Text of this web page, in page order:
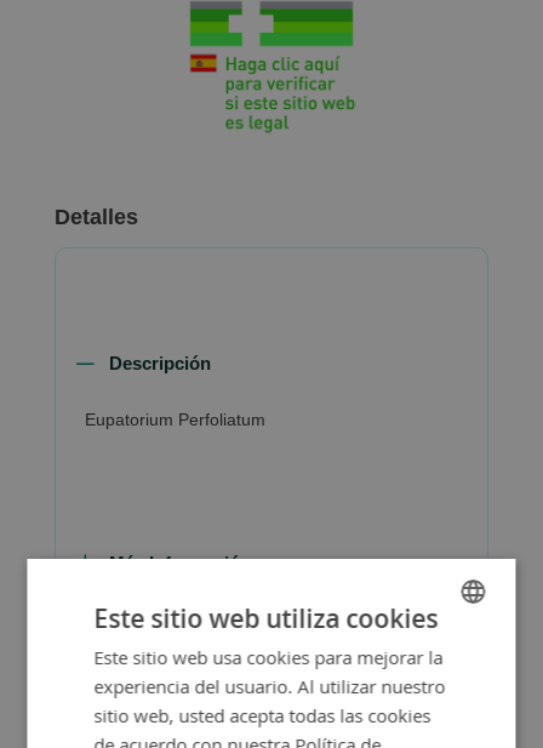
Detalles
Descripción
Eupatorium Perfoliatum
Más Información
SPANISH
ENGLISH
Este sitio web utiliza cookies
Este sitio web usa cookies para mejorar la
experiencia del usuario. Al utilizar nuestro
sitio web, usted acepta todas las cookies